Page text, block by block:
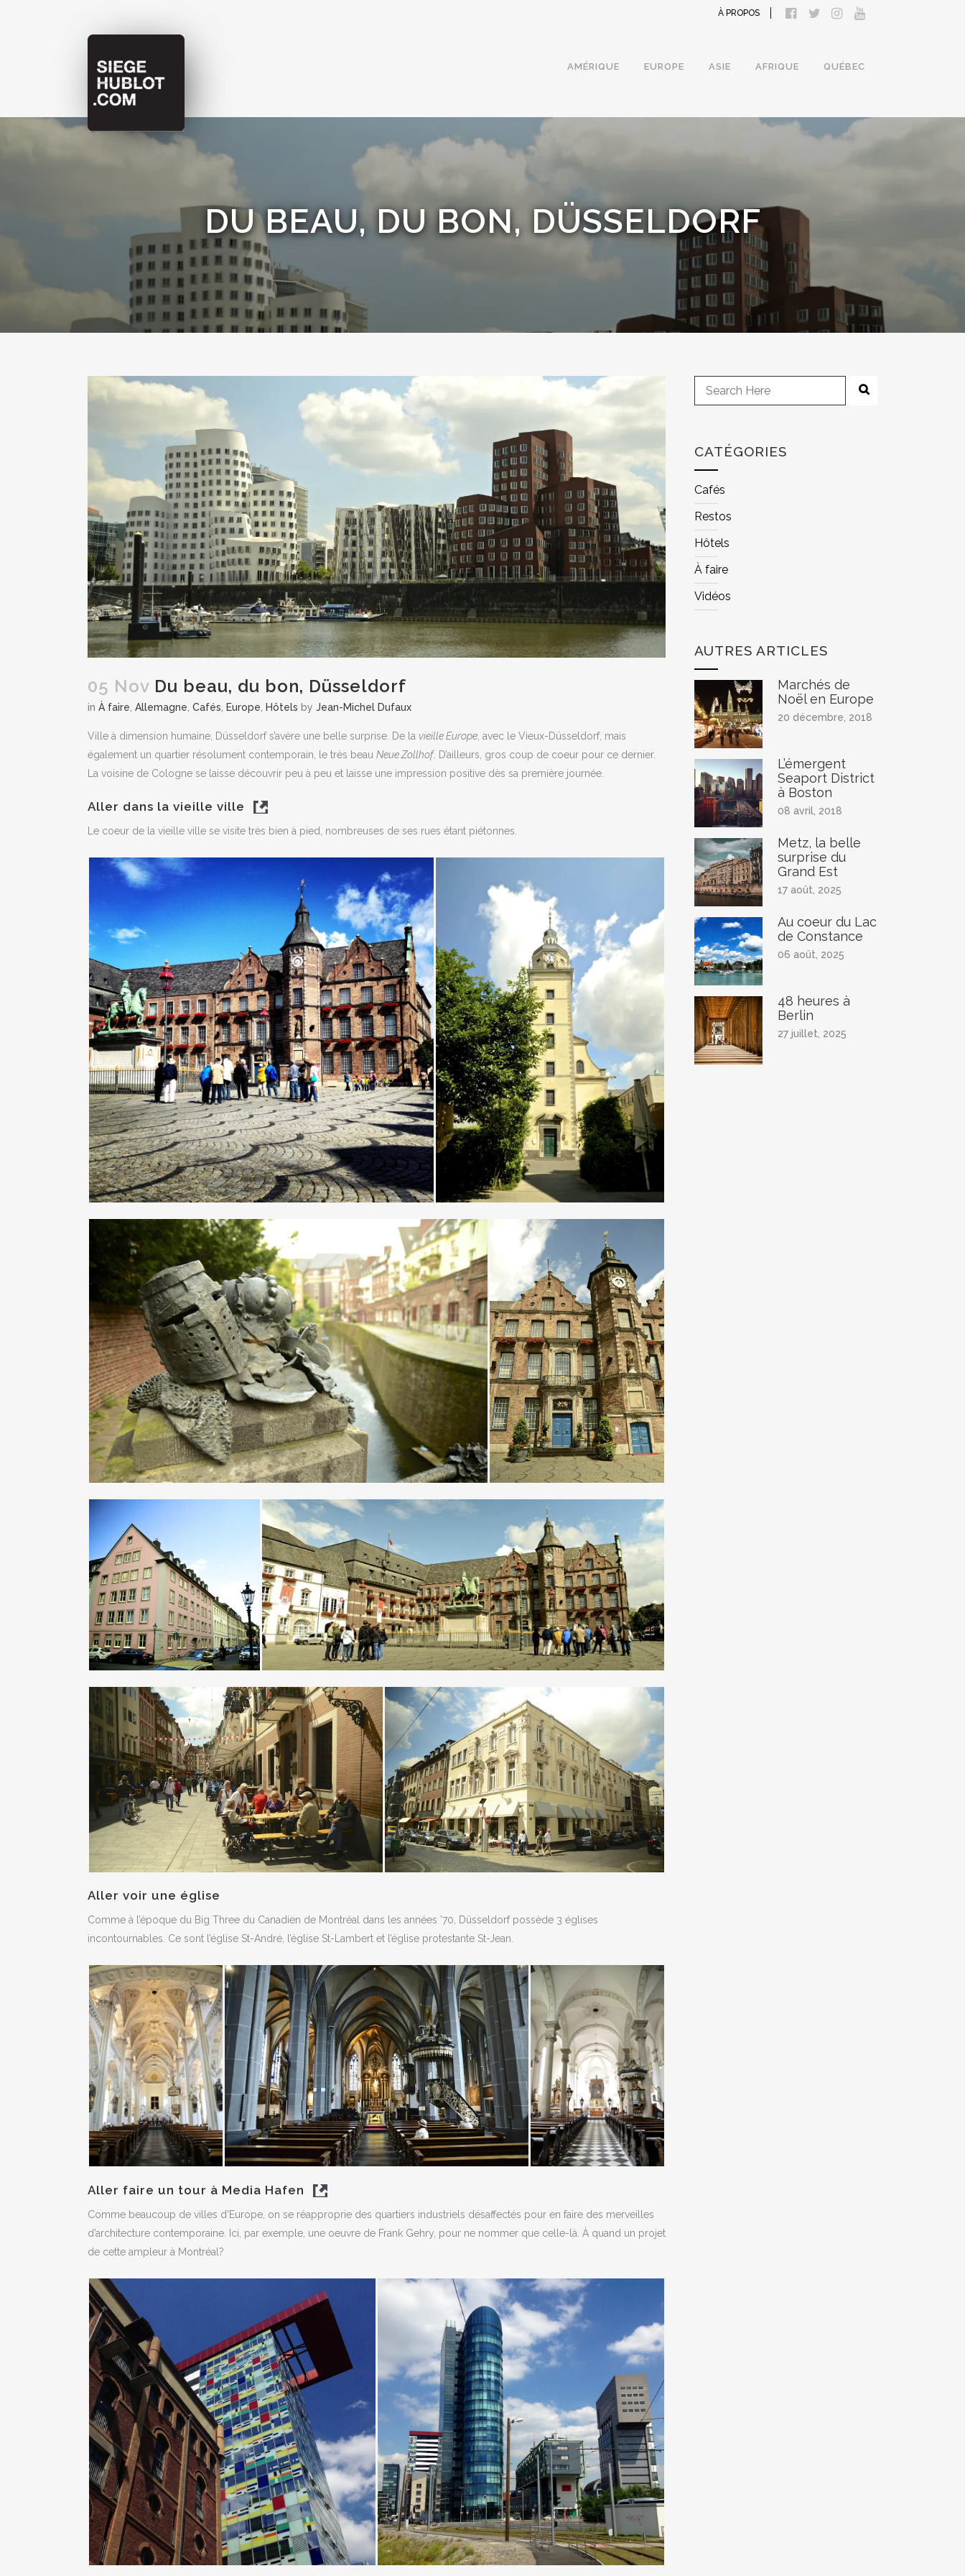
À PROPOS
AMÉRIQUE EUROPE ASIE AFRIQUE QUÉBEC
DU BEAU, DU BON, DÜSSELDORF
05 Nov Du beau, du bon, Düsseldorf
in À faire Allemagne Cafés Europe Hôtels by Jean-Michel Dufaux
Ville à dimension humaine, Düsseldorf s’avère une belle surprise. De la vieille Europe , avec le Vieux-Düsseldorf, mais
également un quartier résolument contemporain, le très beau Neue Zollhof. D’ailleurs, gros coup de coeur pour ce dernier.
La voisine de Cologne se laisse découvrir peu à peu et laisse une impression positive dès sa première journée.
Aller dans la vieille ville
Le coeur de la vieille ville se visite très bien à pied, nombreuses de ses rues étant piétonnes.
Aller voir une église
Comme à l’époque du Big Three du Canadien de Montréal dans les années ’70, Düsseldorf possède 3 églises
incontournables. Ce sont l’église St-André, l’église St-Lambert et l’église protestante St-Jean.
Aller faire un tour à Media Hafen
Comme beaucoup de villes d’Europe, on se réapproprie des quartiers industriels désaffectés pour en faire des merveilles
d’architecture contemporaine. Ici, par exemple, une oeuvre de Frank Gehry, pour ne nommer que celle-là. À quand un projet
de cette ampleur à Montréal?
CATÉGORIES
Cafés
Restos
Hôtels
À faire
Vidéos
AUTRES ARTICLES
Marchés de
Noël en Europe
20 décembre, 2018
L’émergent
Seaport District
à Boston
08 avril, 2018
Metz, la belle
surprise du
Grand Est
17 août, 2025
Au coeur du Lac
de Constance
06 août, 2025
48 heures à
Berlin
27 juillet, 2025